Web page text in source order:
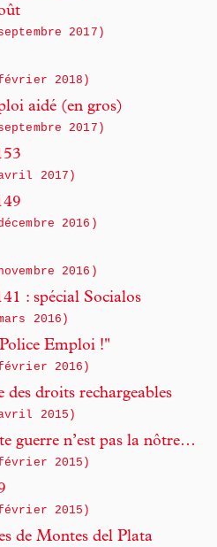
2017)
2018)
aidé (en gros)
2017)
2017)
2016)
2016)
: spécial Socialos
2016)
Emploi !"
2016)
des droits rechargeables
2015)
guerre n’est pas la nôtre…
2015)
2015)
de Montes del Plata